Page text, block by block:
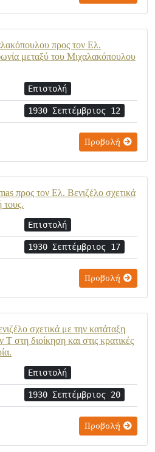
προς τον Ελ.
μεταξύ του Μιχαλακόπουλου
Επιστολή
1930 Σεπτέμβριος 12
Προβολή
προς τον Ελ. Βενιζέλο σχετικά
τους.
Επιστολή
1930 Σεπτέμβριος 17
Προβολή
σχετικά με την κατάταξη
στη διοίκηση και στις κρατικές
Επιστολή
1930 Σεπτέμβριος 20
Προβολή